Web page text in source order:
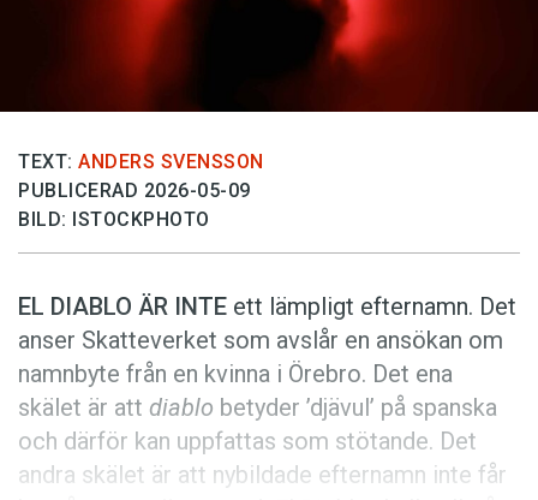
Föreslå nyord
Annonsera
Läs Språktidningen digitalt
Press
TEXT: ANDERS SVENSSON
PUBLICERAD 2026-05-09
BILD: ISTOCKPHOTO
EL DIABLO ÄR INTE ett lämpligt efternamn. Det
anser Skatte­verket som avslår en ansökan om
namnbyte från en kvinna i ­Örebro. Det ena
skälet är att diablo betyder ’djävul’ på spanska
och därför kan uppfattas som stötande. Det
andra skälet är att ny­bildade efternamn inte får